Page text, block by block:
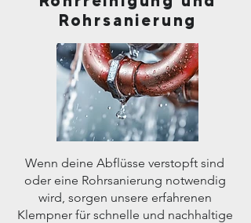
Rohrsanierung
Wenn deine Abflüsse verstopft sind
oder eine Rohrsanierung notwendig
wird, sorgen unsere erfahrenen
Klempner für schnelle und nachhaltige